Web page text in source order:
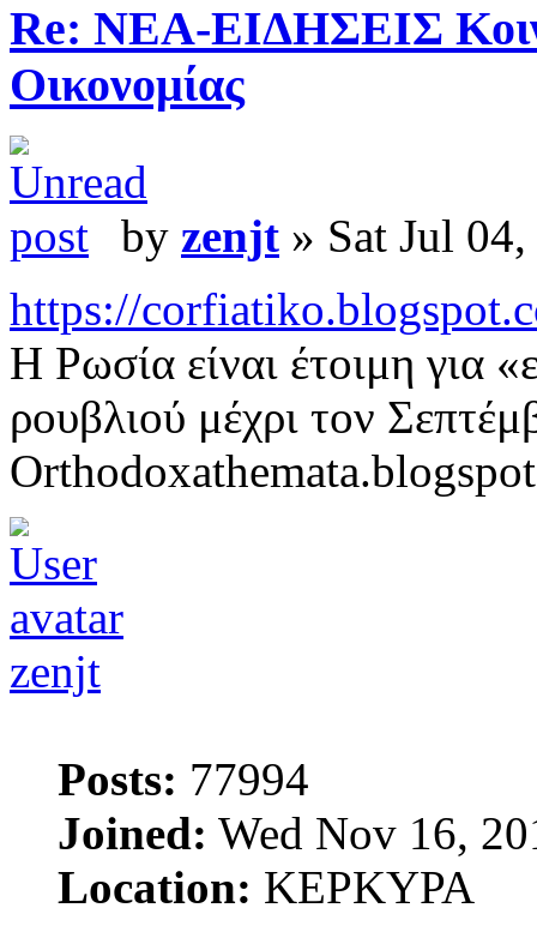
Re: ΝΕΑ-ΕΙΔΗΣΕΙΣ
Οικονομίας
by zenjt » Sat Jul
https://
Η Ρωσία είναι έτοιμη για
ρουβλιού μέχρι τον
zenjt
Posts: 77994
Joined: Wed Nov 16,
Location: ΚΕΡΚΥΡΑ